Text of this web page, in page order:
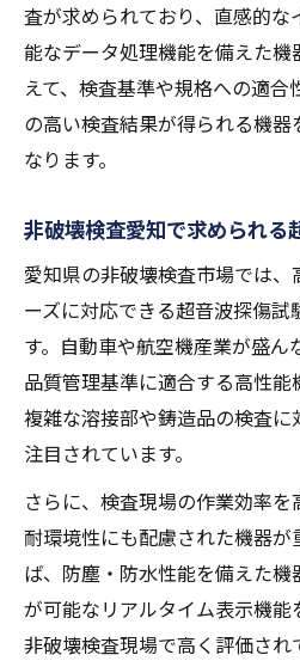
最新設備による非破
検査業務を支える最新超
超音波探傷試験機器
化
機器
用法
検査現場の安全性向
の工夫
フェイズドアレイ対
のメリット
品質保証に役立つ超音波
品質保証現場におけ
効果
インフラ点検で活躍
器事例
査が求められており、直感的な
能なデータ処理機能を備えた機
えて、検査基準や規格への適
の高い検査結果が得られる機器
なります。
非破壊検査愛知で求められる
愛知県の非破壊検査市場では
ーズに対応できる超音波探傷試
す。自動車や航空機産業が盛ん
品質管理基準に適合する高性能
複雑な溶接部や鋳造品の検査
注目されています。
さらに、検査現場の作業効率
耐環境性にも配慮された機器が
ば、防塵・防水性能を備えた
が可能なリアルタイム表示機
非破壊検査現場で高く評価され